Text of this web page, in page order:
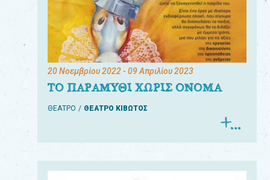
20 Νοεμβρίου 2022- 09 Απριλίου 2023
ΤΟ ΠΑΡΑΜΥΘΙ ΧΩΡΙΣ ΟΝΟΜΑ
ΘΕΑΤΡΟ ΘΕΑΤΡΟ ΚΙΒΩΤΟΣ